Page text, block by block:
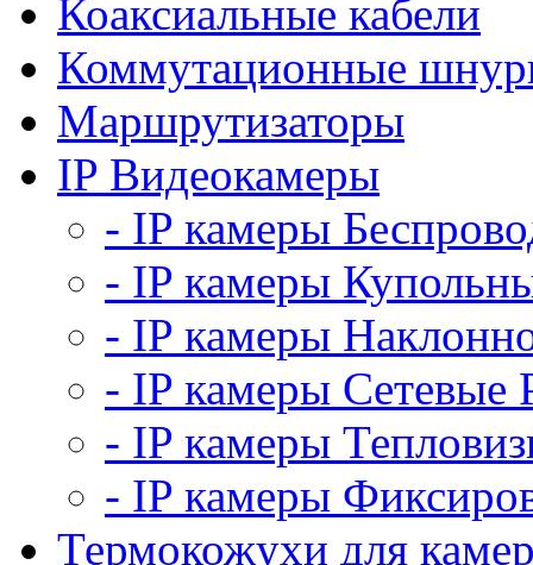
Коаксиальные кабели
Коммутационные
Маршрутизаторы
IP Видеокамеры
- IP камеры
- IP камеры
- IP камеры
- IP камеры Сетевые
- IP камеры
- IP камеры
Термокожухи для